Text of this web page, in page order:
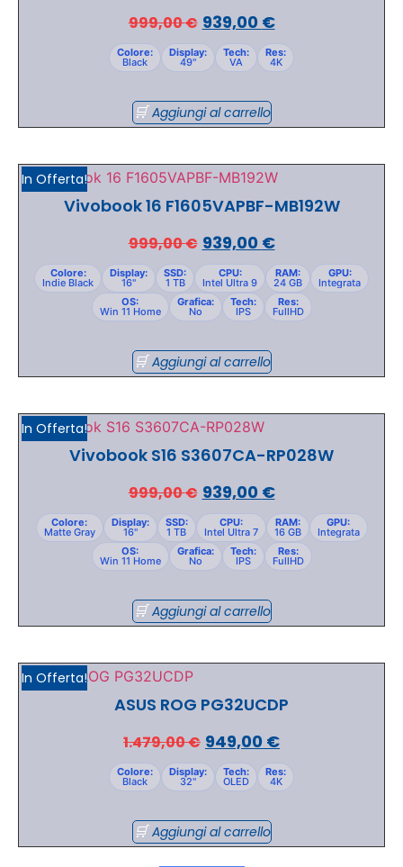
999,00€ 939,00 €
Colore:
Black
Display:
49"
Tech:
VA
Res:
4K
Aggiungi al carrello
In Offerta!
Vivobook 16 F1605VAPBF-MB192W
999,00€ 939,00 €
Colore:
Indie Black
Display:
16"
SSD:
1 TB
CPU:
Intel Ultra 9
RAM:
24 GB
GPU:
Integrata
OS:
Win 11 Home
Grafica:
No
Tech:
IPS
Res:
FullHD
Aggiungi al carrello
In Offerta!
Vivobook S16 S3607CA-RP028W
999,00€ 939,00 €
Colore:
Matte Gray
Display:
16"
SSD:
1 TB
CPU:
Intel Ultra 7
RAM:
16 GB
GPU:
Integrata
OS:
Win 11 Home
Grafica:
No
Tech:
IPS
Res:
FullHD
Aggiungi al carrello
In Offerta!
ASUS ROG PG32UCDP
1.479,00€ 949,00 €
Colore:
Black
Display:
32"
Tech:
OLED
Res:
4K
Aggiungi al carrello